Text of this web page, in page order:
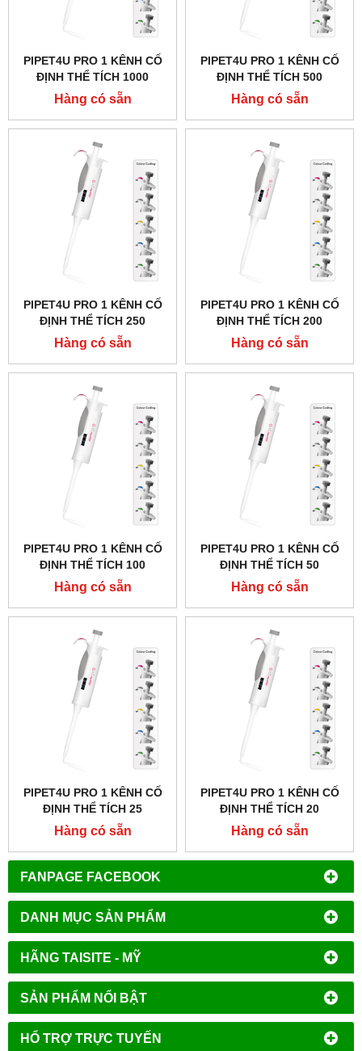
FANPAGE FACEBOOK
DANH MỤC SẢN PHẨM
HÃNG TAISITE - MỸ
SẢN PHẨM NỔI BẬT
HỔ TRỢ TRỰC TUYẾN
PIPET4U PRO 1 KÊNH CỐ
ĐỊNH THỂ TÍCH 1000
MICROLIT (1ML) HÃNG
AHN - ĐỨC
Hàng có sẵn
PIPET4U PRO 1 KÊNH CỐ
ĐỊNH THỂ TÍCH 500
MICROLIT HÃNG AHN -
ĐỨC
Hàng có sẵn
PIPET4U PRO 1 KÊNH CỐ
ĐỊNH THỂ TÍCH 250
MICROLIT HÃNG AHN -
ĐỨC
Hàng có sẵn
PIPET4U PRO 1 KÊNH CỐ
ĐỊNH THỂ TÍCH 200
MICROLIT HÃNG AHN -
ĐỨC
Hàng có sẵn
PIPET4U PRO 1 KÊNH CỐ
ĐỊNH THỂ TÍCH 100
MICROLIT HÃNG AHN -
ĐỨC
Hàng có sẵn
PIPET4U PRO 1 KÊNH CỐ
ĐỊNH THỂ TÍCH 50
MICROLIT HÃNG AHN -
ĐỨC
Hàng có sẵn
PIPET4U PRO 1 KÊNH CỐ
ĐỊNH THỂ TÍCH 25
MICROLIT HÃNG AHN -
ĐỨC
Hàng có sẵn
PIPET4U PRO 1 KÊNH CỐ
ĐỊNH THỂ TÍCH 20
MICROLIT HÃNG AHN -
ĐỨC
Hàng có sẵn